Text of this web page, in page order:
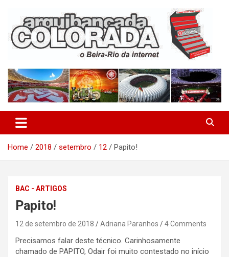
content
Arquibancada Colorada
Home 2018 setembro 12 Papito!
BAC - ARTIGOS
Papito!
12 de setembro de 2018 Adriana Paranhos 4 Comments
Precisamos falar deste técnico. Carinhosamente
chamado de PAPITO, Odair foi muito contestado no início